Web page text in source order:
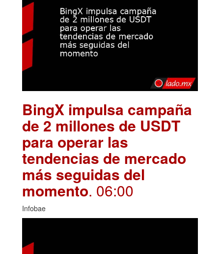
BingX impulsa campaña
de 2 millones de USDT
para operar las
tendencias de mercado
más seguidas del
momento. 06:00
Infobae